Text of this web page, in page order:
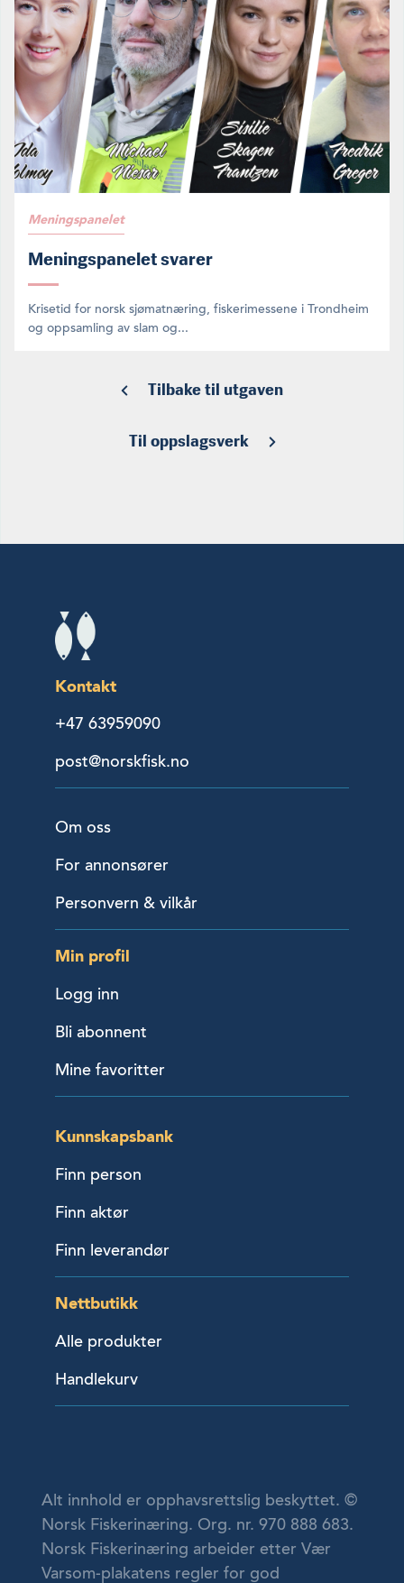
Meningspanelet
Meningspanelet svarer
Krisetid for norsk sjømatnæring, fiskerimessene i Trondheim
og oppsamling av slam og...
Tilbake til utgaven
Til oppslagsverk
Kontakt
+47 63959090
post@norskfisk.no
Om oss
For annonsører
Personvern & vilkår
Min profil
Logg inn
Bli abonnent
Mine favoritter
Kunnskapsbank
Finn person
Finn aktør
Finn leverandør
Nettbutikk
Alle produkter
Handlekurv
Alt innhold er opphavsrettslig beskyttet. ©
Norsk Fiskerinæring. Org. nr. 970 888 683.
Norsk Fiskerinæring arbeider etter Vær
Varsom-plakatens regler for god